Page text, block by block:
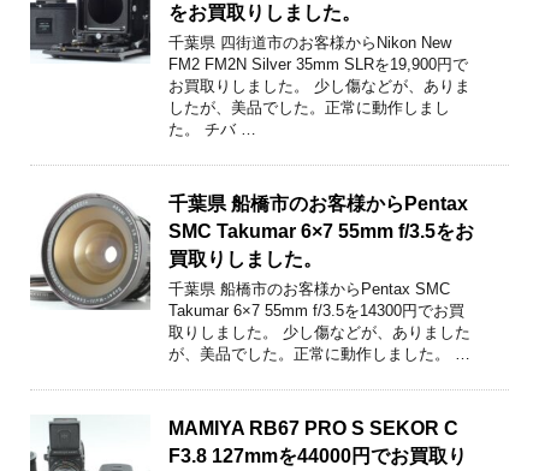
をお買取りしました。
千葉県 四街道市のお客様からNikon New
FM2 FM2N Silver 35mm SLRを19,900円で
お買取りしました。 少し傷などが、ありま
したが、美品でした。正常に動作しまし
た。 チバ …
千葉県 船橋市のお客様からPentax
SMC Takumar 6×7 55mm f/3.5をお
買取りしました。
千葉県 船橋市のお客様からPentax SMC
Takumar 6×7 55mm f/3.5を14300円でお買
取りしました。 少し傷などが、ありました
が、美品でした。正常に動作しました。 …
MAMIYA RB67 PRO S SEKOR C
F3.8 127mmを44000円でお買取り